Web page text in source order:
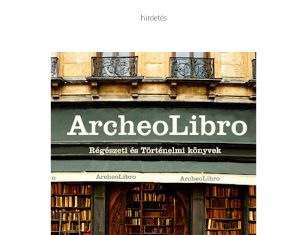
hirdetés